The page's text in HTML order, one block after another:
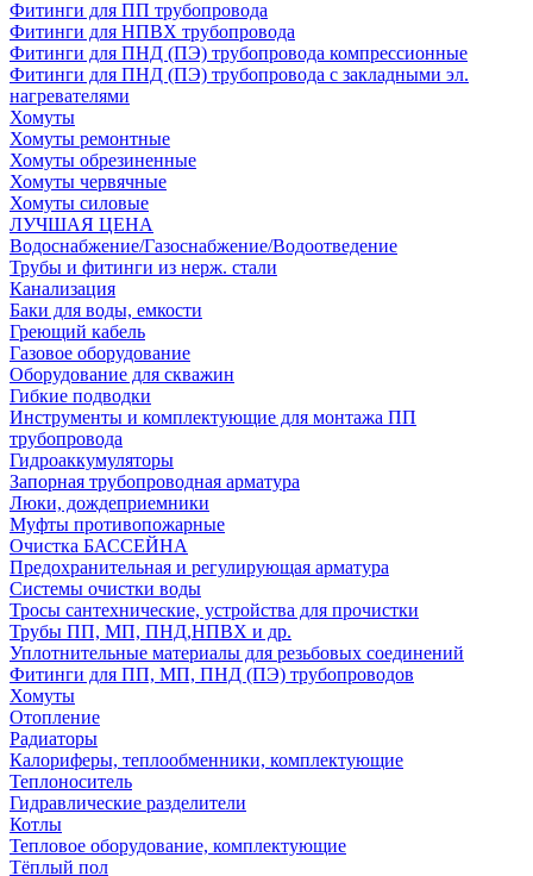
Фитинги для ПП трубопровода
Фитинги для НПВХ трубопровода
Фитинги для ПНД (ПЭ) трубопровода компрессионные
Фитинги для ПНД (ПЭ) трубопровода с закладными эл.
нагревателями
Хомуты
Хомуты ремонтные
Хомуты обрезиненные
Хомуты червячные
Хомуты силовые
ЛУЧШАЯ ЦЕНА
Водоснабжение/Газоснабжение/Водоотведение
Трубы и фитинги из нерж. стали
Канализация
Баки для воды, емкости
Греющий кабель
Газовое оборудование
Оборудование для скважин
Гибкие подводки
Инструменты и комплектующие для монтажа ПП
трубопровода
Гидроаккумуляторы
Запорная трубопроводная арматура
Люки, дождеприемники
Муфты противопожарные
Очистка БАССЕЙНА
Предохранительная и регулирующая арматура
Системы очистки воды
Тросы сантехнические, устройства для прочистки
Трубы ПП, МП, ПНД,НПВХ и др.
Уплотнительные материалы для резьбовых соединений
Фитинги для ПП, МП, ПНД (ПЭ) трубопроводов
Хомуты
Отопление
Радиаторы
Калориферы, теплообменники, комплектующие
Теплоноситель
Гидравлические разделители
Котлы
Тепловое оборудование, комплектующие
Тёплый пол